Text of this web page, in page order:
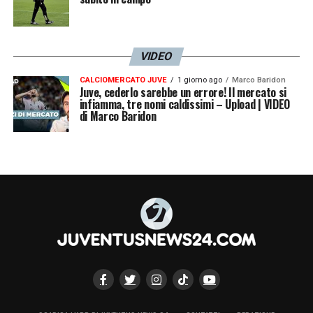
VIDEO
CALCIOMERCATO JUVE 1 giorno ago Marco Baridon
Juve, cederlo sarebbe un errore! Il mercato si
infiamma, tre nomi caldissimi – Upload | VIDEO
di Marco Baridon